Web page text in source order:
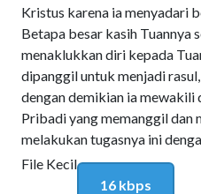
Kristus karena ia menyadari
Betapa besar kasih Tuannya
menaklukkan diri kepada
dipanggil untuk menjadi
dengan demikian ia mewakili
Pribadi yang memanggil dan
melakukan tugasnya ini
File Kecil
16 kbps